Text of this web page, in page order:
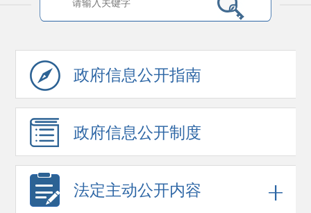
政府信息公开指南
政府信息公开制度
法定主动公开内容